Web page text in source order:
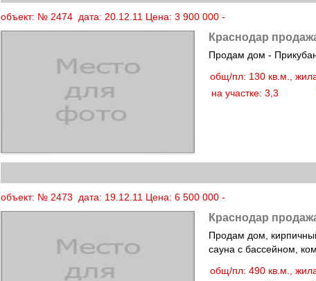
объект: № 2474 дата: 20.12.11 Цена: 3 900 000 -
Краснодар
Продам дом -
общ/пл: 130 кв.м.,
на участке: 3,3
объект: № 2473 дата: 19.12.11 Цена: 6 500 000 -
Краснодар
Продам дом,
сауна с бассейном,
общ/пл: 490 кв.м.,